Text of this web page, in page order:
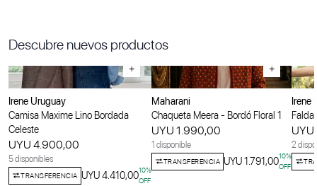
Descubre nuevos productos
+
Irene Uruguay
Camisa Maxime Lino Bordada
Celeste
UYU 4.900,00
5 disponibles
TRANSFERENCIA UYU 4.410,0010%
OFF
+
Maharani
Chaqueta Meera - Bordó Floral 1
UYU 1.990,00
1 disponible
TRANSFERENCIA UYU 1.791,0010%
OFF
Irene
Falda
2